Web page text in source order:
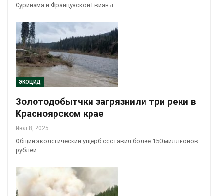
Суринама и Французской Гвианы
ЭКОЦИД
Золотодобытчки загрязнили три реки в
Красноярском крае
Июл 8, 2025
Общий экологический ущерб составил более 150 миллионов
рублей